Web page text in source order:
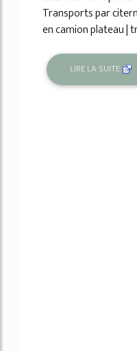
Transports par
en camion plateau |
LIRE LA SUITE